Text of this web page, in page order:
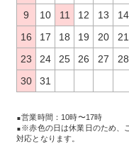
9
10 11 12 13 14
16
17 18 19 20 21
23
24 25 26 27 28
30
31
営業時間：10時〜17時
※赤色の日は休業日のため、
対応となります。